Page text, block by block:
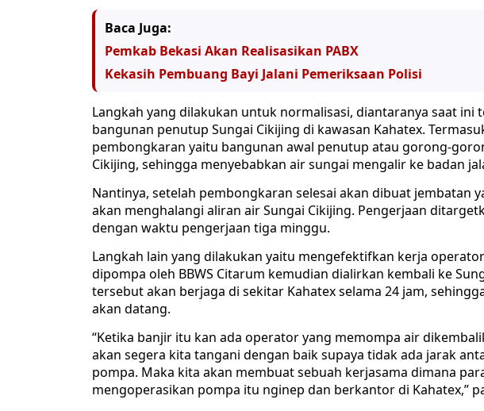
Baca Juga:
Pemkab Bekasi Akan Realisasikan PABX
Kekasih Pembuang Bayi Jalani Pemeriksaan Polisi
Langkah yang dilakukan untuk normalisasi, diantaranya saat
bangunan penutup Sungai Cikijing di kawasan Kahatex.
pembongkaran yaitu bangunan awal penutup atau gorong-
Cikijing, sehingga menyebabkan air sungai mengalir ke badan
Nantinya, setelah pembongkaran selesai akan dibuat jembatan
akan menghalangi aliran air Sungai Cikijing. Pengerjaan
dengan waktu pengerjaan tiga minggu.
Langkah lain yang dilakukan yaitu mengefektifkan kerja
dipompa oleh BBWS Citarum kemudian dialirkan kembali ke
tersebut akan berjaga di sekitar Kahatex selama 24 jam,
akan datang.
“Ketika banjir itu kan ada operator yang memompa air
akan segera kita tangani dengan baik supaya tidak ada jarak
pompa. Maka kita akan membuat sebuah kerjasama dimana
mengoperasikan pompa itu nginep dan berkantor di Kahatex,”